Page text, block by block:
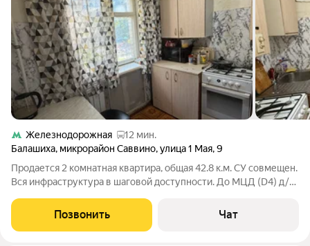
Железнодорожная
12 мин.
Балашиха, микрорайон Саввино,улица 1 Мая,9
Продается 2 комнатная квартира, общая 42.8 к.м. СУ совмещен.
Вся инфраструктура в шаговой доступности. До МЦД (D4) д/ж
собственник, свободная продажа, полная стоимость в
договоре, в
Позвонить Чат